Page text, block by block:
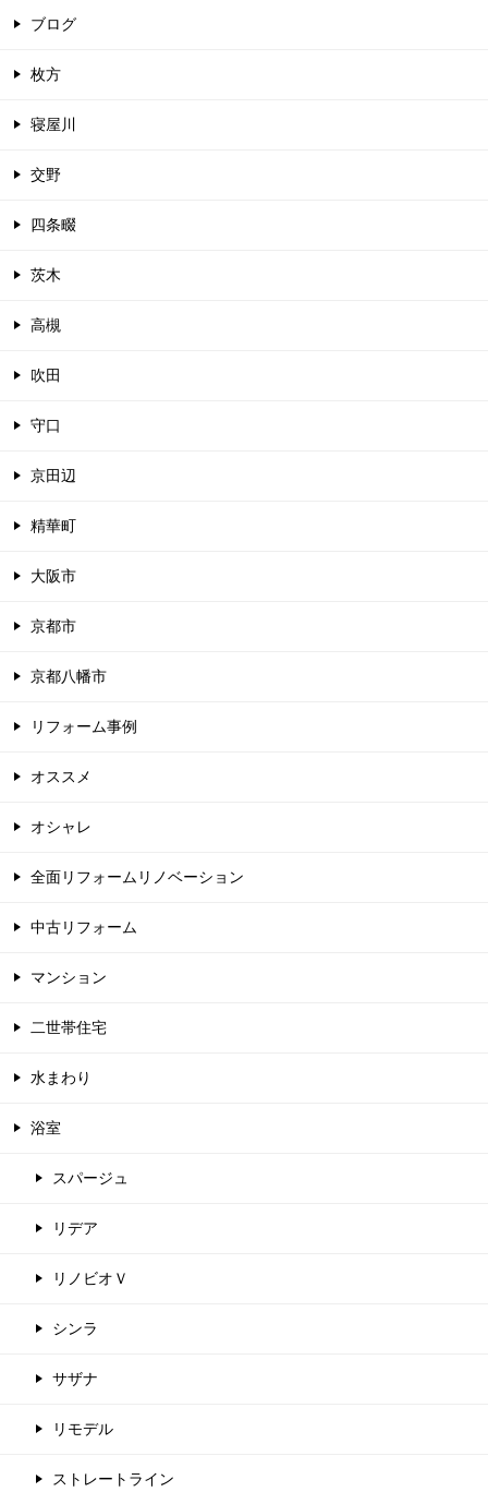
ブログ
枚方
寝屋川
交野
四条畷
茨木
高槻
吹田
守口
京田辺
精華町
大阪市
京都市
京都八幡市
リフォーム事例
オススメ
オシャレ
全面リフォームリノベーション
中古リフォーム
マンション
二世帯住宅
水まわり
浴室
スパージュ
リデア
リノビオＶ
シンラ
サザナ
リモデル
ストレートライン